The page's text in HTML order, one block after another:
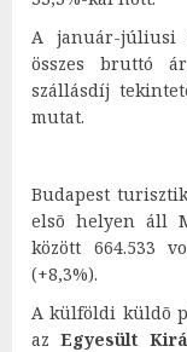
A január-júliusi
összes bruttó
szállásdíj
mutat.
Budapest
elsõ helyen áll
között 664.533
(+8,3%).
A külföldi küldõ
azEgyesült